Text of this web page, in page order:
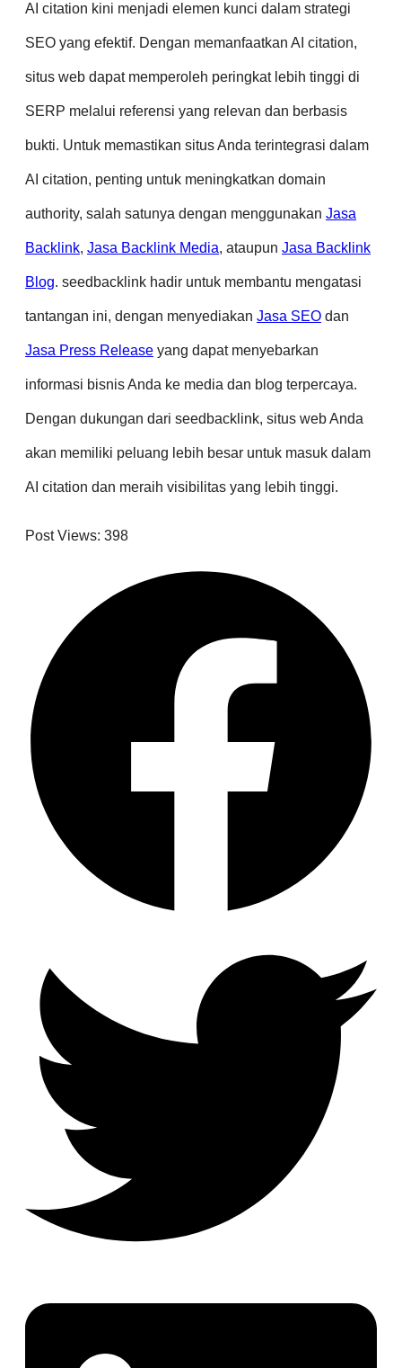
AI citation kini menjadi elemen kunci dalam strategi
SEO yang efektif. Dengan memanfaatkan AI citation,
situs web dapat memperoleh peringkat lebih tinggi di
SERP melalui referensi yang relevan dan berbasis
bukti. Untuk memastikan situs Anda terintegrasi dalam
AI citation, penting untuk meningkatkan domain
authority, salah satunya dengan menggunakan Jasa
Backlink, Jasa Backlink Media, ataupun Jasa Backlink
Blog. seedbacklink hadir untuk membantu mengatasi
tantangan ini, dengan menyediakan Jasa SEO dan
Jasa Press Release yang dapat menyebarkan
informasi bisnis Anda ke media dan blog terpercaya.
Dengan dukungan dari seedbacklink, situs web Anda
akan memiliki peluang lebih besar untuk masuk dalam
AI citation dan meraih visibilitas yang lebih tinggi.
Post Views: 398